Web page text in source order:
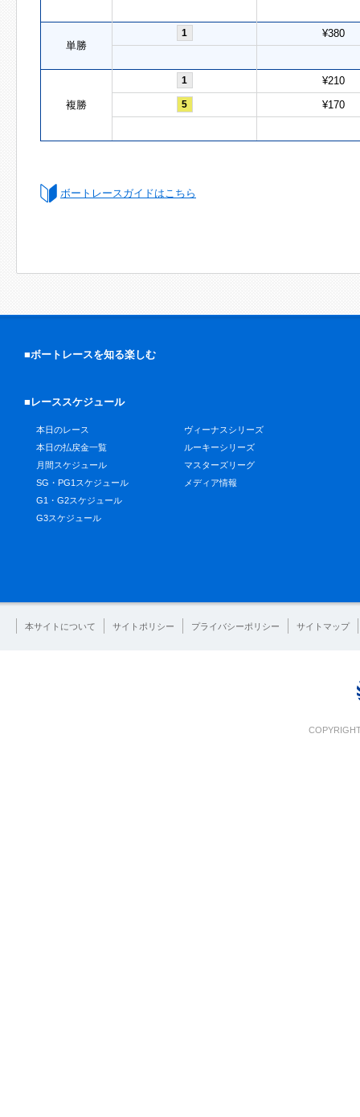
単勝
1 ¥380
複勝
1 ¥210
5 ¥170
ボートレースガイドはこちら
■ボートレースを知る楽しむ
■レーススケジュール
本日のレース
本日の払戻金一覧
月間スケジュール
SG・PG1スケジュール
G1・G2スケジュール
G3スケジュール
ヴィーナスシリーズ
ルーキーシリーズ
マスターズリーグ
メディア情報
本サイトについて サイトポリシー プライバシーポリシー サイトマップ